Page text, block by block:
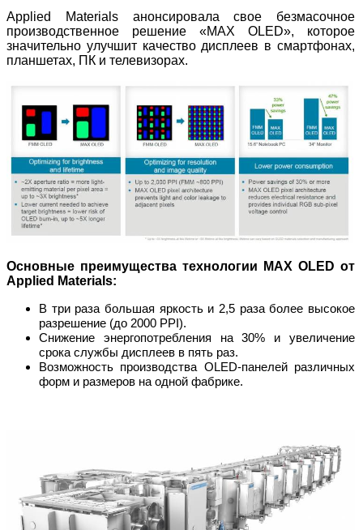
Applied Materials анонсировала свое безмасочное
производственное решение «MAX OLED», которое
значительно улучшит качество дисплеев в смартфонах,
планшетах, ПК и телевизорах.
Основные преимущества технологии MAX OLED от
Applied Materials:
В три раза большая яркость и 2,5 раза более высокое
разрешение (до 2000 PPI).
Снижение энергопотребления на 30% и увеличение
срока службы дисплеев в пять раз.
Возможность производства OLED-панелей различных
форм и размеров на одной фабрике.